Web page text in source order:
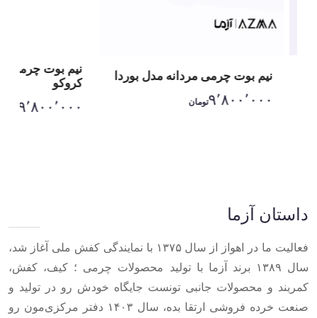
نیم بوت چرمی مردانه مدل بوردا
۹٬۸۰۰٬۰۰۰تومان
نیم بوت چرمی
کروکو
۹٬۸۰۰٬۰۰۰
داستان آزما
فعالیت ما در اهواز از سال ۱۳۷۵ با نمایندگی کفش ملی آغاز شد،
سال ۱۳۸۹ برند آزما با تولید محصولات چرمی ؛ کیف، کفش،
کمربند و محصولات جانبی تونست جایگاه خودش رو در تولید و
صنعت خرده فروشی ارتقا بده، سال ۱۴۰۳ دفتر مرکزی‌مون رو